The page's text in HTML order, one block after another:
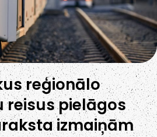
reģionālo
reisus pielāgos
izmaiņām